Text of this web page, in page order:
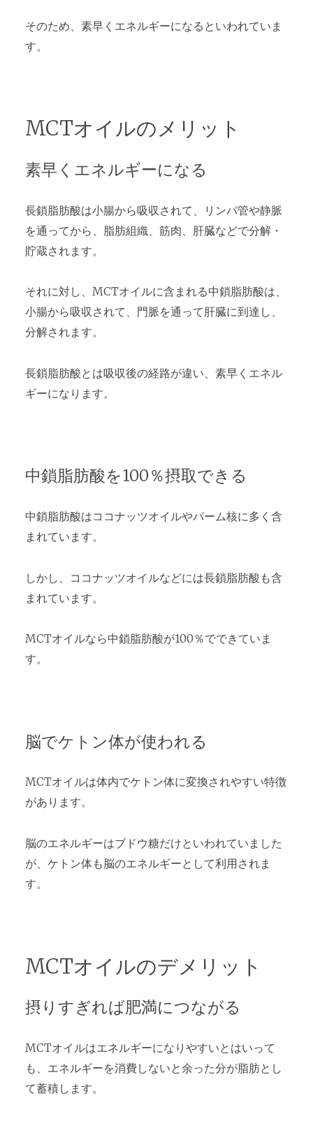
そのため、素早くエネルギーになるといわれていま
す。
MCTオイルのメリット
素早くエネルギーになる
長鎖脂肪酸は小腸から吸収されて、リンパ管や静脈
を通ってから、脂肪組織、筋肉、肝臓などで分解・
貯蔵されます。
それに対し、MCTオイルに含まれる中鎖脂肪酸は、
小腸から吸収されて、門脈を通って肝臓に到達し、
分解されます。
長鎖脂肪酸とは吸収後の経路が違い、素早くエネル
ギーになります。
中鎖脂肪酸を100％摂取できる
中鎖脂肪酸はココナッツオイルやパーム核に多く含
まれています。
しかし、ココナッツオイルなどには長鎖脂肪酸も含
まれています。
MCTオイルなら中鎖脂肪酸が100％でできていま
す。
脳でケトン体が使われる
MCTオイルは体内でケトン体に変換されやすい特徴
があります。
脳のエネルギーはブドウ糖だけといわれていました
が、ケトン体も脳のエネルギーとして利用されま
す。
MCTオイルのデメリット
摂りすぎれば肥満につながる
MCTオイルはエネルギーになりやすいとはいって
も、エネルギーを消費しないと余った分が脂肪とし
て蓄積します。